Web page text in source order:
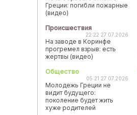
Греции: погибли пожарные
(видео)
Происшествия
22:22 27.07.2026
На заводе в Коринфе
прогремел взрыв: есть
жертвы (видео)
Общество
05:21 27.07.2026
Молодежь Греции не
видит будущего:
поколение будет жить
хуже родителей